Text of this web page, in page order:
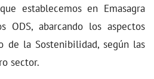
establecemos en Emasagra
ODS, abarcando los aspectos
de la Sostenibilidad, según las
sector.